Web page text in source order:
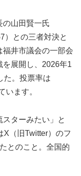
の山田賢一氏
）との三者対決と
井市議会の一部会
展開し、2026年1
た。投票率は
います。
ターみたい」と
X（旧Twitter）のフ
とのこと。全国的